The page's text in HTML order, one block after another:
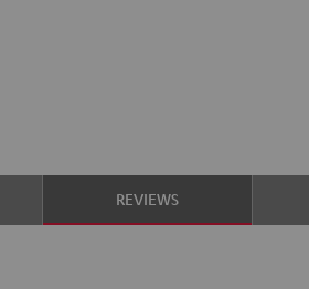
REVIEWS